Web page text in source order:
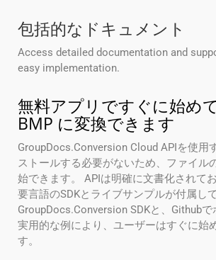
包括的なドキュメント
Access detailed documentation and
easy implementation.
無料アプリですぐに始め
BMP に変換できます
GroupDocs.Conversion Cloud APIを使用
ストールする必要がないため、ファイル
始できます。 APIは明確に文書化されて
要言語のSDKとライブサンプルが付属し
GroupDocs.Conversion SDKと、Github
実用的な例により、ユーザーはすぐに始
す。